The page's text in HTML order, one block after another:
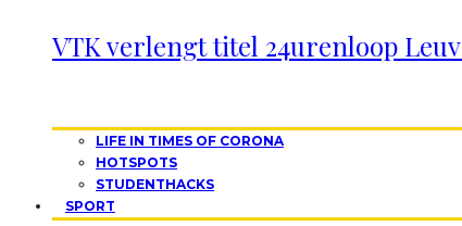
VTK verlengt titel 24urenloop
LIFE IN TIMES OF CORONA
HOTSPOTS
STUDENTHACKS
SPORT